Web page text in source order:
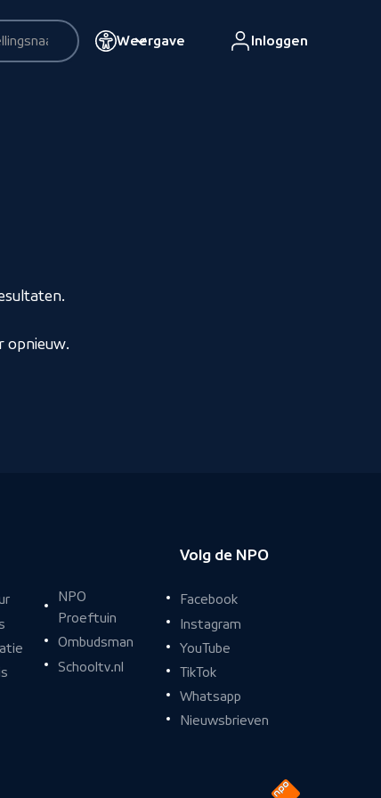
Weergave Inloggen
opnieuw.
NPO
Proeftuin
Ombudsman
Schooltv.nl
Volg de NPO
Facebook
Instagram
YouTube
TikTok
Whatsapp
Nieuwsbrieven
Naar